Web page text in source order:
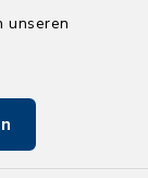
unseren